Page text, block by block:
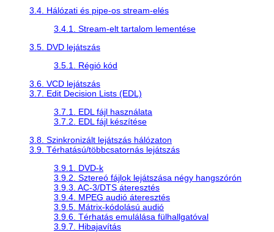
3.4. Hálózati és pipe-os stream-elés
3.4.1. Stream-elt tartalom lementése
3.5. DVD lejátszás
3.5.1. Régió kód
3.6. VCD lejátszás
3.7. Edit Decision Lists (EDL)
3.7.1. EDL fájl használata
3.7.2. EDL fájl készítése
3.8. Szinkronizált lejátszás hálózaton
3.9. Térhatású/többcsatornás lejátszás
3.9.1. DVD-k
3.9.2. Sztereó fájlok lejátszása négy hangszórón
3.9.3. AC-3/DTS áteresztés
3.9.4. MPEG audió áteresztés
3.9.5. Mátrix-kódolású audió
3.9.6. Térhatás emulálása fülhallgatóval
3.9.7. Hibajavítás